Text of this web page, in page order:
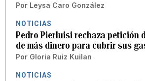
Por Leysa Caro González
NOTICIAS
Pedro Pierluisi rechaza petición
de más dinero para cubrir sus
Por Gloria Ruiz Kuilan
NOTICIAS